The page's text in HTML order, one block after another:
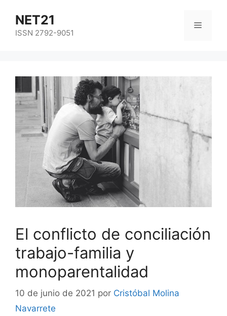
NET21
ISSN 2792-9051
El conflicto de conciliación
trabajo-familia y
monoparentalidad
10 de junio de 2021 por Cristóbal Molina
Navarrete